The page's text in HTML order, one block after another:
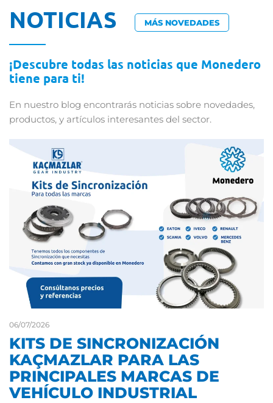
NOTICIAS MÁS NOVEDADES
¡Descubre todas las noticias que Monedero
tiene para ti!
En nuestro blog encontrarás noticias sobre novedades,
productos, y artículos interesantes del sector.
06/07/2026
KITS DE SINCRONIZACIÓN
KAÇMAZLAR PARA LAS
PRINCIPALES MARCAS DE
VEHÍCULO INDUSTRIAL